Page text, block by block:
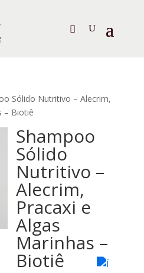
Sólido Nutritivo – Alecrim,
– Biotiê
Shampoo
Sólido
Nutritivo –
Alecrim,
Pracaxi e
Algas
Marinhas –
Biotiê